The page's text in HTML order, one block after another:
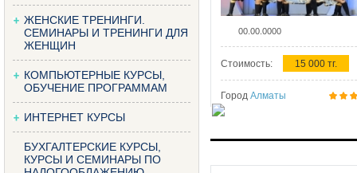
ЖЕНСКИЕ ТРЕНИНГИ.
СЕМИНАРЫ И ТРЕНИНГИ ДЛЯ
ЖЕНЩИН
КОМПЬЮТЕРНЫЕ КУРСЫ,
ОБУЧЕНИЕ ПРОГРАММАМ
ИНТЕРНЕТ КУРСЫ
БУХГАЛТЕРСКИЕ КУРСЫ,
КУРСЫ И СЕМИНАРЫ ПО
00.00.0000
Стоимость: 15 000 тг.
Город Алматы